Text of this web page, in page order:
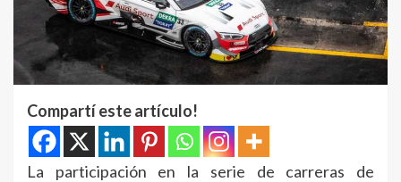
Compartí este artículo!
La participación en la serie de carreras de